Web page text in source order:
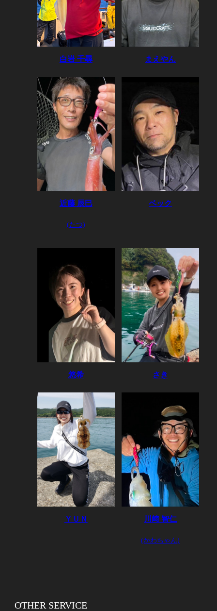
白岩 千尋 まえやん
近藤 辰巳
(たつ)
ベック
悠希 さき
ＹＵＮ 川﨑 智仁
(かわちゃん)
OTHER SERVICE